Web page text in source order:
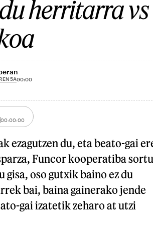
herritarra vs
5A00:00
00:00:00
ezagutzen du, eta beato-gai
Funcor kooperatiba sortu
oso gutxik baino ez du
bai, baina gainerako jende
gai izatetik zeharo at utzi